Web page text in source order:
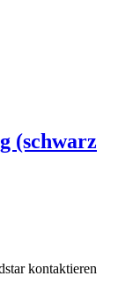
(schwarz
kontaktieren